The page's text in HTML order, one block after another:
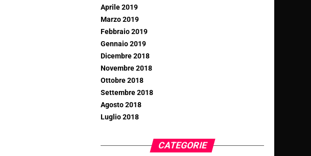
Aprile 2019
Marzo 2019
Febbraio 2019
Gennaio 2019
Dicembre 2018
Novembre 2018
Ottobre 2018
Settembre 2018
Agosto 2018
Luglio 2018
CATEGORIE